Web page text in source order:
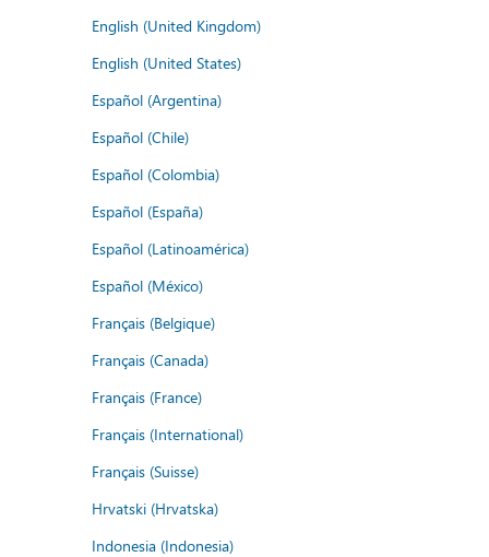
English (United Kingdom)
English (United States)
Español (Argentina)
Español (Chile)
Español (Colombia)
Español (España)
Español (Latinoamérica)
Español (México)
Français (Belgique)
Français (Canada)
Français (France)
Français (International)
Français (Suisse)
Hrvatski (Hrvatska)
Indonesia (Indonesia)